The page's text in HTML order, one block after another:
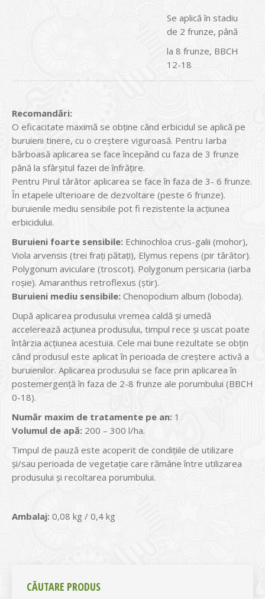
Se aplică în stadiu
de 2 frunze, până
la 8 frunze, BBCH
12-18
Recomandări:
O eficacitate maximă se obţine când erbicidul se aplică pe
buruieni tinere, cu o creştere viguroasă. Pentru Iarba
bărboasă aplicarea se face începând cu faza de 3 frunze
până la sfârşitul fazei de înfrăţire.
Pentru Pirul târâtor aplicarea se face în faza de 3- 6 frunze.
În etapele ulterioare de dezvoltare (peste 6 frunze).
buruienile mediu sensibile pot fi rezistente la acţiunea
erbicidului.
Buruieni foarte sensibile: Echinochloa crus-galii (mohor),
Viola arvensis (trei fraţi pătaţi), Elymus repens (pir târâtor).
Polygonum aviculare (troscot). Polygonum persicaria (iarba
roşie). Amaranthus retroflexus (ştir).
Buruieni mediu sensibile: Chenopodium album (loboda).
După aplicarea produsului vremea caldă şi umedă
accelerează acţiunea produsului, timpul rece şi uscat poate
întârzia acţiunea acestuia. Cele mai bune rezultate se obţin
când produsul este aplicat în perioada de creştere activă a
buruienilor. Aplicarea produsului se face prin aplicarea în
postemergenţă în faza de 2-8 frunze ale porumbului (BBCH
0-18).
Număr maxim de tratamente pe an: 1
Volumul de apă: 200 – 300 l/ha.
Timpul de pauză este acoperit de condiţiile de utilizare
şi/sau perioada de vegetaţie care rămâne între utilizarea
produsului şi recoltarea porumbului.
Ambalaj: 0,08 kg / 0,4 kg
CĂUTARE PRODUS